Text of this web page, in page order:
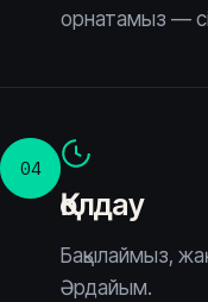
орнатамыз —
04
Қолдау
Бақылаймыз,
Әрдайым.